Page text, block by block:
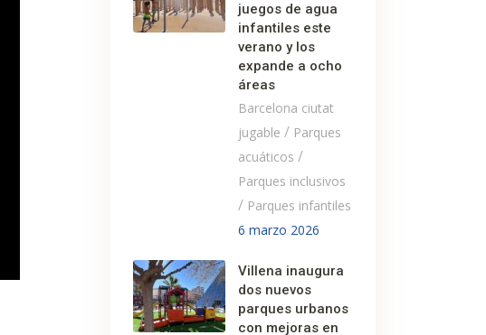
juegos de agua
infantiles este
verano y los
expande a ocho
áreas
Barcelona ciutat
jugable / Parques
acuáticos /
Parques inclusivos
/ Parques infantiles
6 marzo 2026
Villena inaugura
dos nuevos
parques urbanos
con mejoras en